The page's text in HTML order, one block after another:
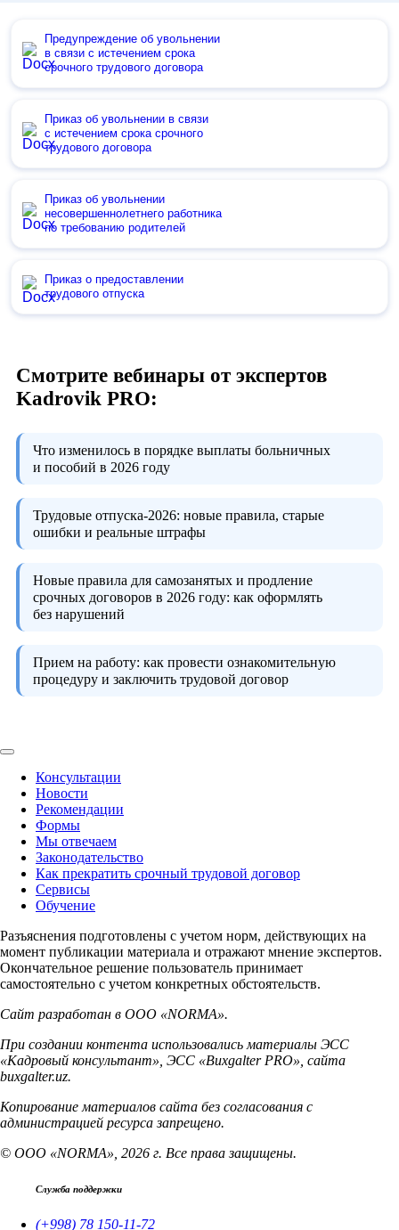
Предупреждение об увольнении
в связи с истечением срока
срочного трудового договора
Приказ об увольнении в связи
с истечением срока срочного
трудового договора
Приказ об увольнении
несовершеннолетнего работника
по требованию родителей
Приказ о предоставлении
трудового отпуска
Смотрите вебинары от экспертов
Kadrovik PRO:
Что изменилось в порядке выплаты больничных
и пособий в 2026 году
Трудовые отпуска-2026: новые правила, старые
ошибки и реальные штрафы
Новые правила для самозанятых и продление
срочных договоров в 2026 году: как оформлять
без нарушений
Прием на работу: как провести ознакомительную
процедуру и заключить трудовой договор
Консультации
Новости
Рекомендации
Формы
Мы отвечаем
Законодательство
Как прекратить срочный трудовой договор
Сервисы
Обучение
Разъяснения подготовлены с учетом норм, действующих на
момент публикации материала и отражают мнение экспертов.
Окончательное решение пользователь принимает
самостоятельно с учетом конкретных обстоятельств.
Сайт разработан в ООО «NORMA».
При создании контента использовались материалы ЭСС
«Кадровый консультант», ЭСС «Buxgalter PRO», сайта
buxgalter.uz.
Копирование материалов сайта без согласования с
администрацией ресурса запрещено.
© ООО «NORMA», 2026 г. Все права защищены.
Служба поддержки
(+998) 78 150-11-72